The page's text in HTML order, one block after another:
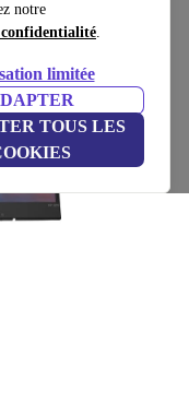
notre
.
limitée
TOUS LES